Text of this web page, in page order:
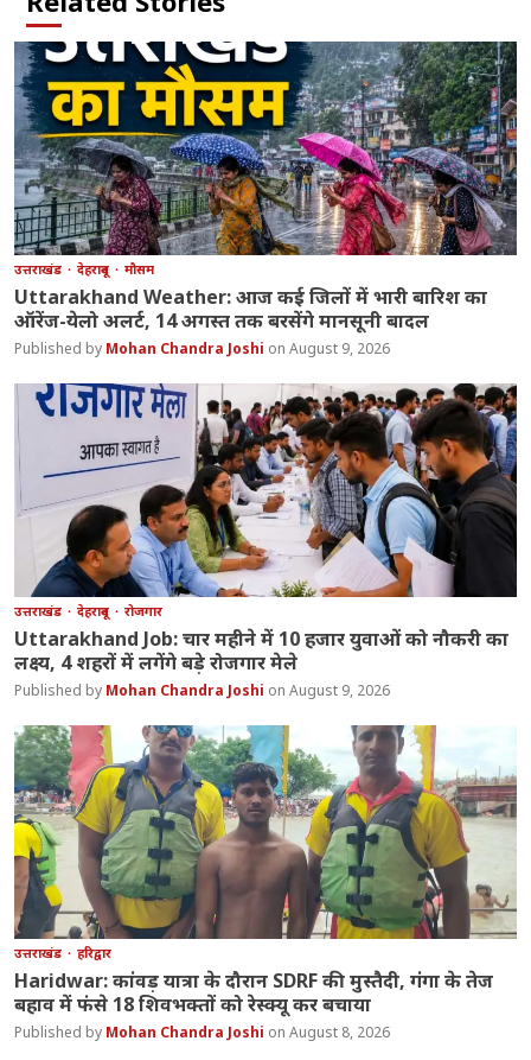
उत्तराखंड देहरादून मौसम
Uttarakhand Weather: आज कई जिलों में भारी बारिश का
ऑरेंज-येलो अलर्ट, 14 अगस्त तक बरसेंगे मानसूनी बादल
Mohan Chandra Joshi August 9, 2026
उत्तराखंड देहरादून रोजगार
Uttarakhand Job: चार महीने में 10 हजार युवाओं को नौकरी का
लक्ष्य, 4 शहरों में लगेंगे बड़े रोजगार मेले
Mohan Chandra Joshi August 9, 2026
उत्तराखंड हरिद्वार
Haridwar: कांवड़ यात्रा के दौरान SDRF की मुस्तैदी, गंगा के तेज
बहाव में फंसे 18 शिवभक्तों को रेस्क्यू कर बचाया
Mohan Chandra Joshi August 8, 2026